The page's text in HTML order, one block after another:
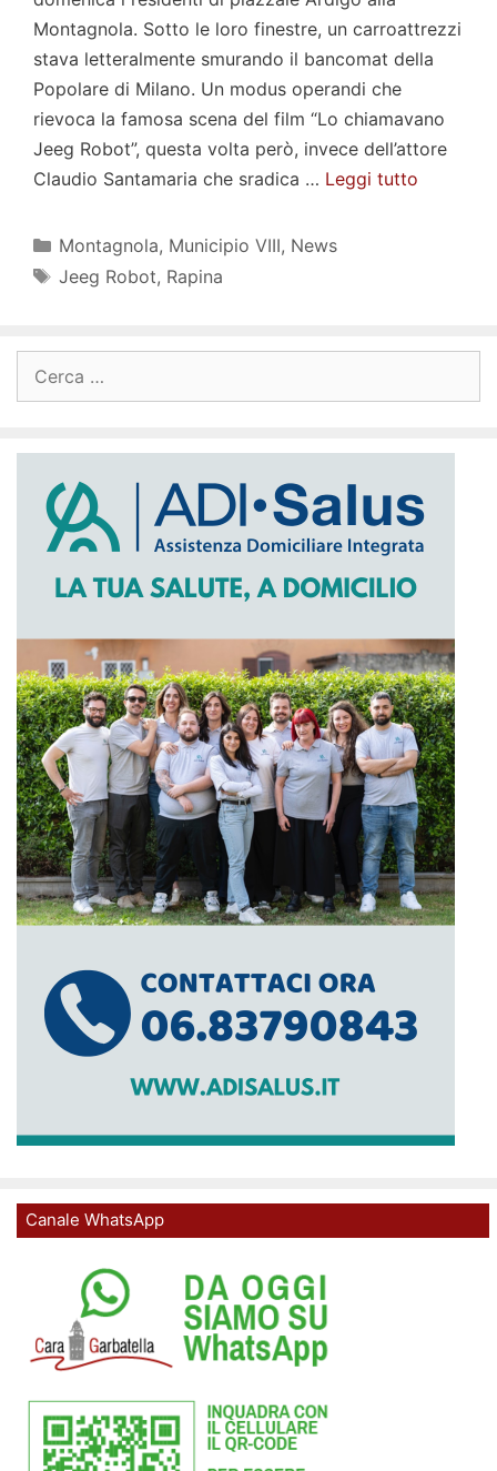
Montagnola. Sotto le loro finestre, un carroattrezzi
stava letteralmente smurando il bancomat della
Popolare di Milano. Un modus operandi che
rievoca la famosa scena del film “Lo chiamavano
Jeeg Robot”, questa volta però, invece dell’attore
Claudio Santamaria che sradica … Leggi tutto
Categorie
Montagnola, Municipio VIII, News
Tag
Jeeg Robot, Rapina
per:
Canale WhatsApp